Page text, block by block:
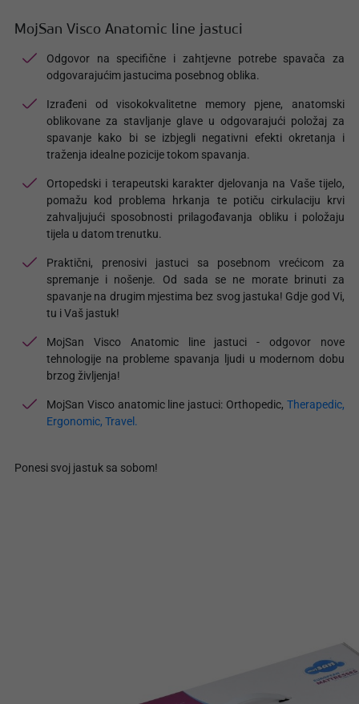
MojSan Visco Anatomic line jastuci
Odgovor na specifične i zahtjevne potrebe spavača za
odgovarajućim jastucima posebnog oblika.
Izrađeni od visokokvalitetne memory pjene, anatomski
oblikovane za stavljanje glave u odgovarajući položaj za
spavanje kako bi se izbjegli negativni efekti okretanja i
traženja idealne pozicije tokom spavanja.
Ortopedski i terapeutski karakter djelovanja na Vaše tijelo,
pomažu kod problema hrkanja te potiču cirkulaciju krvi
zahvaljujući sposobnosti prilagođavanja obliku i položaju
tijela u datom trenutku.
Praktični, prenosivi jastuci sa posebnom vrećicom za
spremanje i nošenje. Od sada se ne morate brinuti za
spavanje na drugim mjestima bez svog jastuka! Gdje god Vi,
tu i Vaš jastuk!
MojSan Visco Anatomic line jastuci - odgovor nove
tehnologije na probleme spavanja ljudi u modernom dobu
brzog življenja!
MojSan Visco anatomic line jastuci: Orthopedic, Therapedic,
Ergonomic, Travel.
Ponesi svoj jastuk sa sobom!